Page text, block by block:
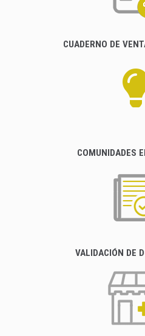
CUADERNO DE
COMUNIDADES
VALIDACIÓN DE